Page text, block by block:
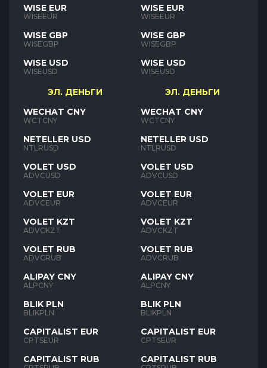
WISE EUR
WISEEUR
WISE GBP
WISEGBP
WISE USD
WISEUSD
ЭЛ. ДЕНЬГИ
WECHAT CNY
WCTCNY
NETELLER USD
NTLRUSD
VOLET USD
ADVCUSD
VOLET EUR
ADVCEUR
VOLET KZT
ADVCKZT
VOLET RUB
ADVCRUB
ALIPAY CNY
ALPCNY
BLIK PLN
BLIKPLN
CAPITALIST EUR
CPTSEUR
CAPITALIST RUB
WISE EUR
WISEEUR
WISE GBP
WISEGBP
WISE USD
WISEUSD
ЭЛ. ДЕНЬГИ
WECHAT CNY
WCTCNY
NETELLER USD
NTLRUSD
VOLET USD
ADVCUSD
VOLET EUR
ADVCEUR
VOLET KZT
ADVCKZT
VOLET RUB
ADVCRUB
ALIPAY CNY
ALPCNY
BLIK PLN
BLIKPLN
CAPITALIST EUR
CPTSEUR
CAPITALIST RUB